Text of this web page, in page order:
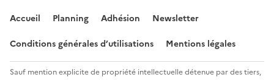
Accueil Planning Adhésion
Newsletter
Conditions générales d’utilisations
Mentions légales
Sauf mention explicite de propriété intellectuelle détenue par des tiers,